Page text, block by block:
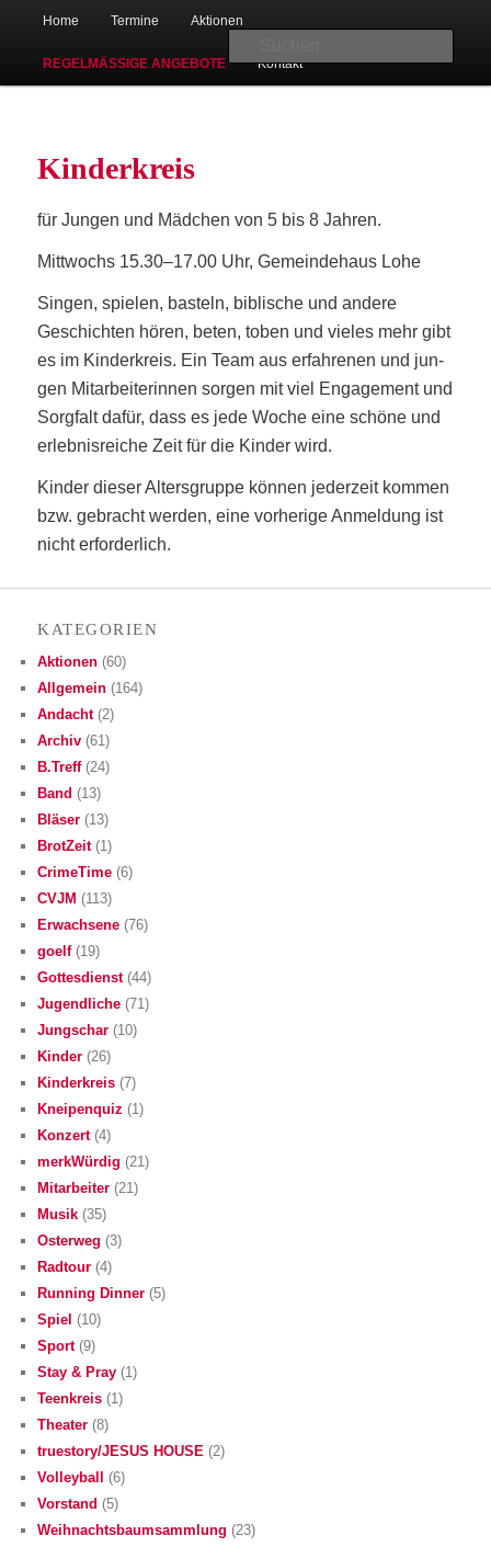
CVJM Lohe
Zum
primären
Home Ter­mi­ne Aktio­nen
REGEL­MÄ­SSI­GE ANGEBOTE Kon­takt
Kin­der­kreis
für Jun­gen und Mäd­chen von 5 bis 8 Jahren.
Mitt­wochs 15.30–17.00 Uhr, Gemein­de­haus Lohe
Sin­gen, spie­len, bas­teln, bibli­sche und ande­re
Geschich­ten hören, beten, toben und vie­les mehr gibt
es im Kin­der­kreis. Ein Team aus erfah­re­nen und jun­
gen Mit­ar­bei­te­rin­nen sor­gen mit viel Enga­ge­ment und
Sorg­falt dafür, dass es jede Woche eine schö­ne und
erleb­nis­rei­che Zeit für die Kin­der wird.
Kin­der die­ser Alters­grup­pe kön­nen jeder­zeit kom­men
bzw. gebracht wer­den, eine vor­he­ri­ge Anmel­dung ist
nicht erforderlich.
KATE­GO­RIEN
Aktionen (60)
Allgemein (164)
Andacht(2)
Archiv (61)
B.Treff(24)
Band (13)
Bläser (13)
BrotZeit(1)
CrimeTime (6)
CVJM (113)
Erwachsene (76)
goelf(19)
Gottesdienst(44)
Jugendliche (71)
Jungschar (10)
Kinder (26)
Kinderkreis (7)
Kneipenquiz (1)
Konzert(4)
merkWürdig (21)
Mitarbeiter (21)
Musik (35)
Osterweg (3)
Radtour (4)
Running Dinner (5)
Spiel (10)
Sport(9)
Stay & Pray (1)
Teenkreis (1)
Theater (8)
truestory/JESUS HOUSE (2)
Volleyball
(6)
Vorstand (5)
Weihnachtsbaumsammlung (23)